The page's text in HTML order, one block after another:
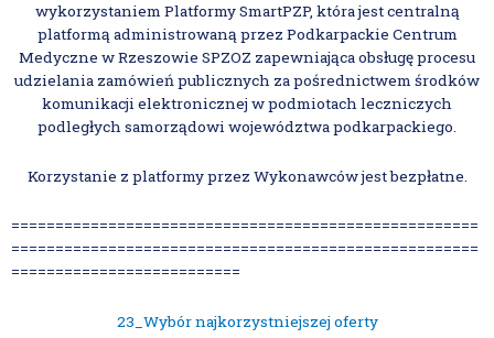
wykorzystaniem Platformy SmartPZP, która jest centralną
platformą administrowaną przez Podkarpackie Centrum
Medyczne w Rzeszowie SPZOZ zapewniająca obsługę procesu
udzielania zamówień publicznych za pośrednictwem środków
komunikacji elektronicznej w podmiotach leczniczych
podległych samorządowi województwa podkarpackiego.
Korzystanie z platformy przez Wykonawców jest bezpłatne.
=====================================================
=====================================================
==========================
23_Wybór najkorzystniejszej oferty